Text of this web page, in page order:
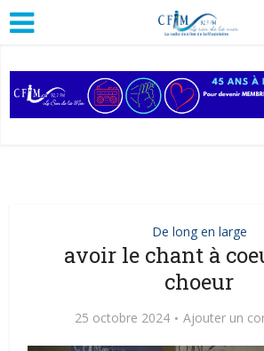
De long en large
avoir le chant à
choeur
25 octobre 2024 Ajouter un